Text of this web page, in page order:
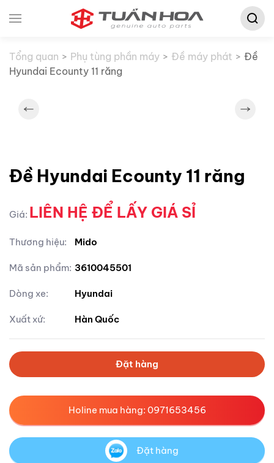
Tìm
Tổng quan
Phụ tùng phần máy Đề máy phát
Đề
Hyundai Ecounty 11 răng
Đề Hyundai Ecounty 11 răng
Giá: LIÊN HỆ ĐỂ LẤY GIÁ SỈ
Thương hiệu: Mido
Mã sản phẩm: 3610045501
Dòng xe: Hyundai
Xuất xứ: Hàn Quốc
Đặt hàng
Holine mua hàng: 0971653456
Đặt hàng